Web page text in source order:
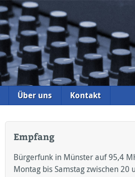
Über uns Kontakt
Empfang
Bürgerfunk in Münster auf 95,4
Montag bis Samstag zwischen 20